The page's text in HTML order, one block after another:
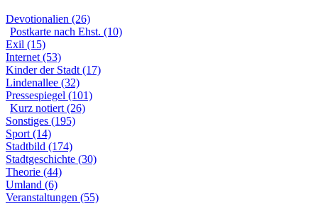
Devotionalien (26)
Postkarte nach Ehst. (10)
Exil (15)
Internet (53)
Kinder der Stadt (17)
Lindenallee (32)
Pressespiegel (101)
Kurz notiert (26)
Sonstiges (195)
Sport (14)
Stadtbild (174)
Stadtgeschichte (30)
Theorie (44)
Umland (6)
Veranstaltungen (55)